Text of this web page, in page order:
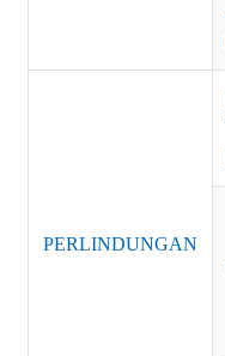
PERLINDUNGAN